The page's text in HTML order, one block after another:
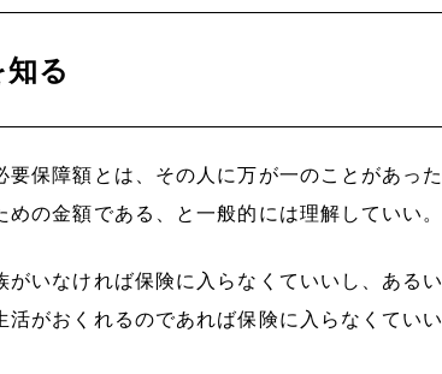
る
要保障額とは、その人に万が一のことがあっ
の金額である、と一般的には理解していい。
がいなければ保険に入らなくていいし、ある
活がおくれるのであれば保険に入らなくてい